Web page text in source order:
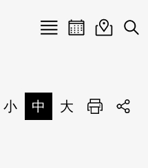
Menu
活動日曆活動地圖
展
小 中 大 列印